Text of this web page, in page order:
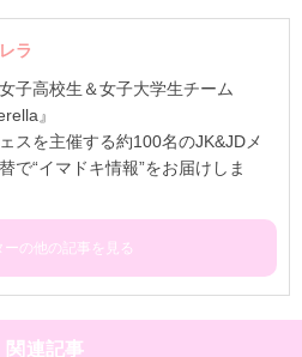
ラ
子高校生＆女子大学生チーム
』
スを主催する約100名のJK&JDメ
で“イマドキ情報”をお届けしま
ーの他の記事を見る
関連記事